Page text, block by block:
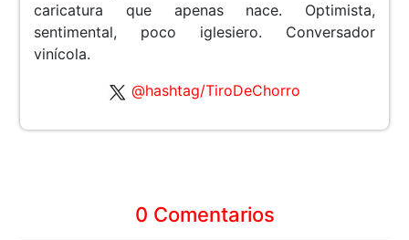
caricatura que apenas nace. Optimista,
sentimental, poco iglesiero. Conversador
vinícola.
@hashtag/TiroDeChorro
0 Comentarios